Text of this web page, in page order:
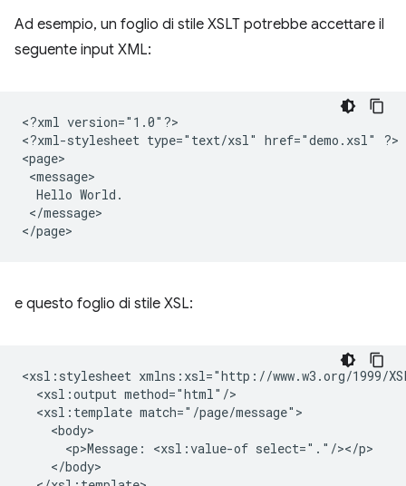
Ad esempio, un foglio di stile XSLT potrebbe accettare il
seguente input XML:
<?xml version="1.0"?>
<?xml-stylesheet type="text/xsl" href="demo.xsl"
?>
Hello
</message>
e questo foglio di stile XSL:
<xsl:stylesheet
<xsl:output
<xsl:template
<p>Message:
<xsl:value-of